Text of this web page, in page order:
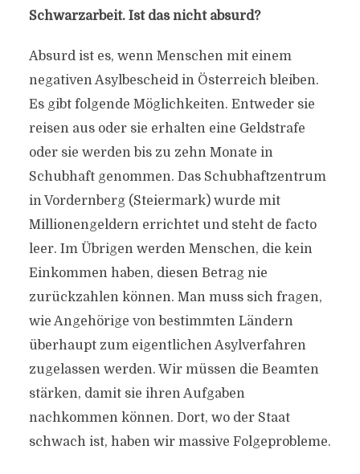
Schwarzarbeit. Ist das nicht absurd?
Absurd ist es, wenn Menschen mit einem
negativen Asylbescheid in Österreich bleiben.
Es gibt folgende Möglichkeiten. Entweder sie
reisen aus oder sie erhalten eine Geldstrafe
oder sie werden bis zu zehn Monate in
Schubhaft genommen. Das Schubhaftzentrum
in Vordernberg (Steiermark) wurde mit
Millionengeldern errichtet und steht de facto
leer. Im Übrigen werden Menschen, die kein
Einkommen haben, diesen Betrag nie
zurückzahlen können. Man muss sich fragen,
wie Angehörige von bestimmten Ländern
überhaupt zum eigentlichen Asylverfahren
zugelassen werden. Wir müssen die Beamten
stärken, damit sie ihren Aufgaben
nachkommen können. Dort, wo der Staat
schwach ist, haben wir massive Folgeprobleme.